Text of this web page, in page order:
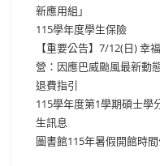
新應用組」
115學年度學生保險
【重要公告】7/12(日) 幸
營：因應巴威颱風最新動
退費指引
115學年度第1學期碩士學
生訊息
圖書館115年暑假開館時